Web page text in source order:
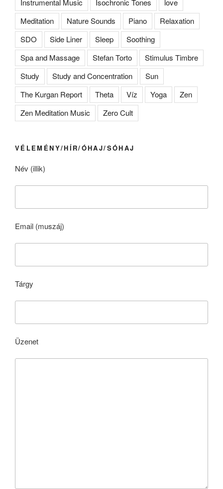
Instrumental Music Isochronic Tones
love
Meditation
Nature Sounds Piano
Relaxation
SDO
Side Liner Sleep
Soothing
Spa and Massage
Stefan Torto
Stimulus Timbre
Study
Study and Concentration
Sun
The Kurgan Report
Theta Víz Yoga
Zen
Zen Meditation Music
Zero Cult
VÉLEMÉNY/HÍR/ÓHAJ/SÓHAJ
Név (illik)
Email (muszáj)
Tárgy
Üzenet